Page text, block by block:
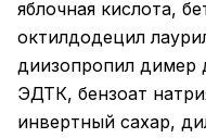
яблочная кислота,
октилдодецил
диизопропил димер
ЭДТК, бензоат
инвертный сахар,